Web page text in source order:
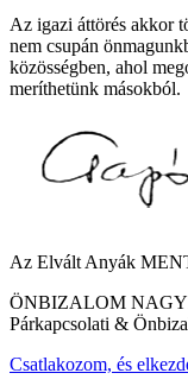
Az igazi áttörés akkor
nem csupán
közösségben, ahol
meríthetünk másokból.
Az Elvált Anyák
ÖNBIZALOM
Párkapcsolati &
Csatlakozom, és